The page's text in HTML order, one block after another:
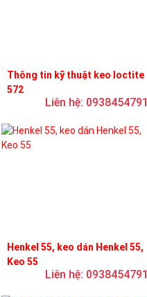
Thông tin kỹ thuật keo loctite
572
Liên hệ: 0938454791
Henkel 55, keo dán Henkel 55,
Keo 55
Liên hệ: 0938454791